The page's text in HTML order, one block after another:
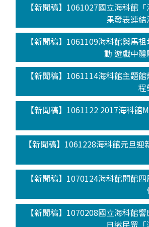
【新聞稿】1061027國立海科館
果發表連
【新聞稿】1061109海科館與馬
動 遊戲中
【新聞稿】1061114海科館主題
程
【新聞稿】1061122 2017海科館
【新聞稿】1061228海科館元旦
【新聞稿】1070124海科館開館
【新聞稿】1070208國立海科館
日邀民眾「